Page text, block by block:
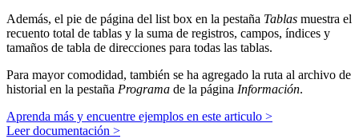
Además, el pie de página del list box en la pestaña Tablas muestra el
recuento total de tablas y la suma de registros, campos, índices y
tamaños de tabla de direcciones para todas las tablas.
Para mayor comodidad, también se ha agregado la ruta al archivo de
historial en la pestaña Programa de la página Información.
Aprenda más y encuentre ejemplos en este articulo >
Leer documentación >